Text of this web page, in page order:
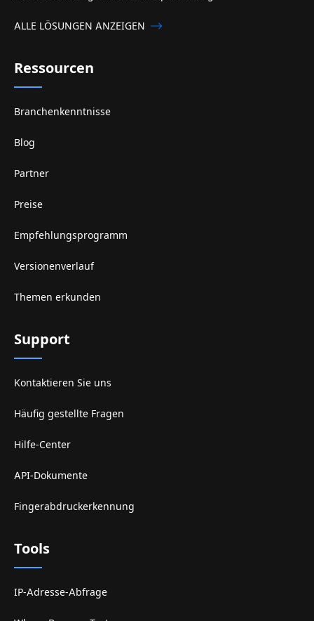
ALLE LÖSUNGEN ANZEIGEN
Ressourcen
Branchenkenntnisse
Blog
Partner
Preise
Empfehlungsprogramm
Versionenverlauf
Themen erkunden
Support
Kontaktieren Sie uns
Häufig gestellte Fragen
Hilfe-Center
API-Dokumente
Fingerabdruckerkennung
Tools
IP-Adresse-Abfrage